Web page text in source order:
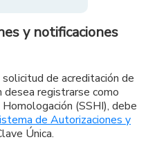
y notificaciones
de acreditación de
desea registrarse como
(SSHI), debe
de Autorizaciones y
Única.